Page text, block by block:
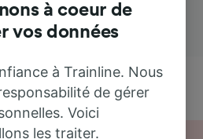
à Aéroport Paris Roissy Charles de
à coeur de
vos données
à Trainline. Nous
de gérer
Voici
les traiter.